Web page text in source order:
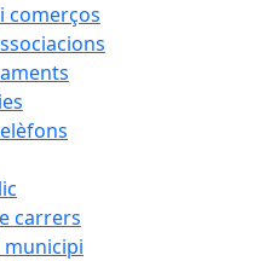
comerços
carrers